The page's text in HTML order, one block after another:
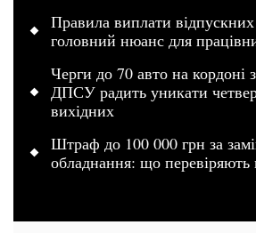
Правила виплати
головний нюанс для
Черги до 70 авто на
ДПСУ радить уникати
вихідних
Штраф до 100 000 грн за
обладнання: що перевіряють